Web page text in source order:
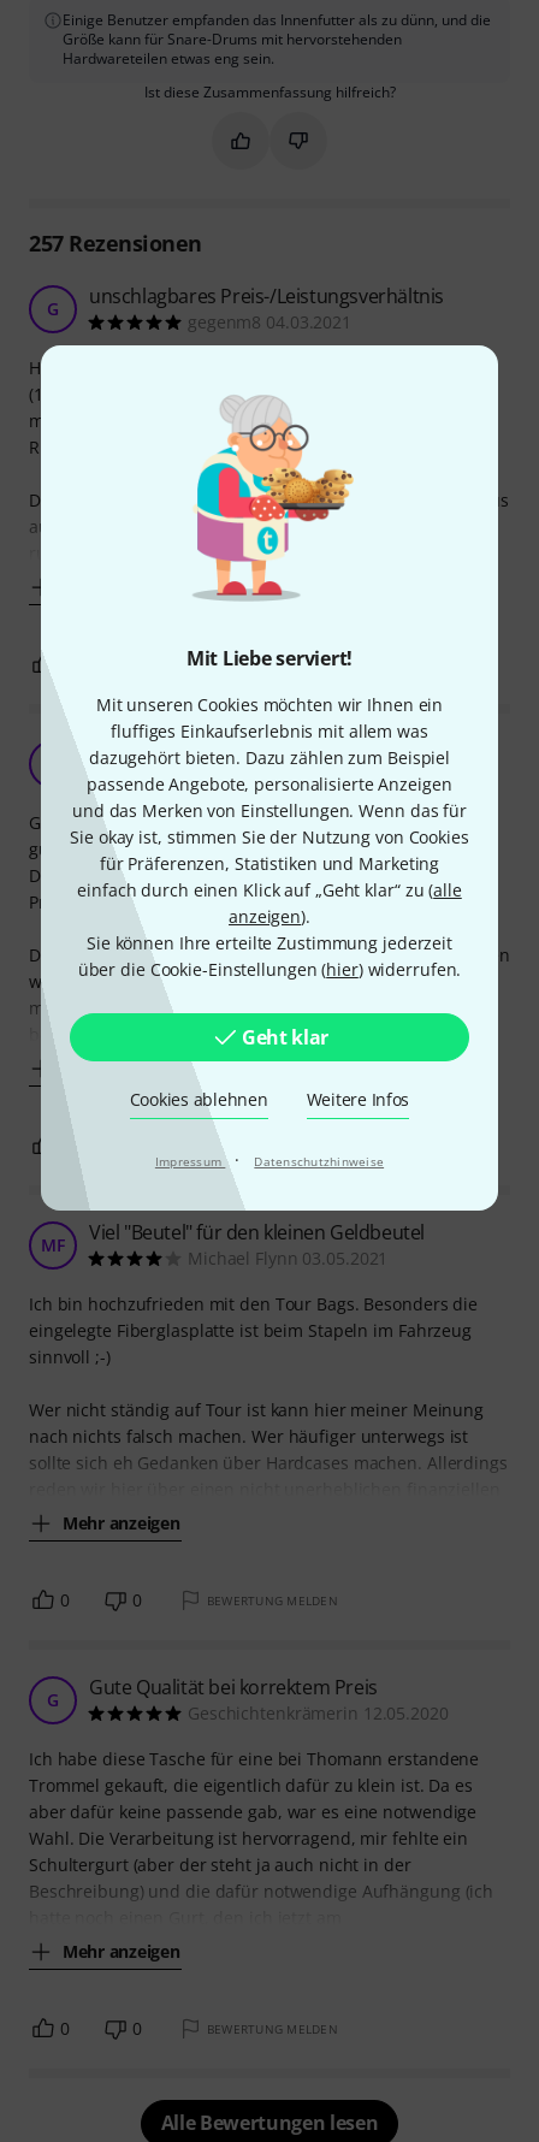
Mit Liebe serviert!
Mit unseren Cookies möchten wir Ihnen ein
fluffiges Einkaufserlebnis mit allem was
dazugehört bieten. Dazu zählen zum Beispiel
passende Angebote, personalisierte Anzeigen
und das Merken von Einstellungen. Wenn das für
Sie okay ist, stimmen Sie der Nutzung von Cookies
für Präferenzen, Statistiken und Marketing
einfach durch einen Klick auf „Geht klar“ zu (alle
anzeigen).
Sie können Ihre erteilte Zustimmung jederzeit
über die Cookie-Einstellungen (hier) widerrufen.
Geht klar
Cookies ablehnen Weitere Infos
Impressum · Datenschutzhinweise
Einige Benutzer empfanden das Innenfutter als zu dünn, und die
Größe kann für Snare-Drums mit hervorstehenden
Hardwareteilen etwas eng sein.
Ist diese Zusammenfassung hilfreich?
Markieren Sie diese
Markieren Sie diese
257Rezensionen
G unschlagbares Preis-/Leistungsverhältnis
gegenm8 04.03.2021
Habe mir das Drum Bag gekauft um meine Holzsnare
(14“x6,5“) von A nach B zu transportieren. Das sind dann
meist Autofahrten, bei welchen die Snare im Bag auf der
Rückbank liegt oder am Boden hinter den Sitzen „steht“.
Die Polsterung ist für diesen Zweck (staple sie nicht) weitaus
ausreichend! Ob die Snare nun steht oder liegt - Schutz ist
BEWERTUNG MELDEN
Robuste Tasche
stefscheff 07.11.2020
Gekauft habe ich mir die Millennium Tour Drum Bag, die
günstigere Millenium Classic Drum Bag sowie die Gator
Drum Bag. Alle liegen dementsprechend im gleichen
Preissegment.
Die Materialien der Millennium Tour Drum Bag entsprechen
weitestgehend der günstigeren Variante. Der Mehrpreis
macht sich aber durch eine bessere Ausstattung
bemerkbar. Die Millenium
Mehr anzeigen
BEWERTUNG MELDEN
MF Viel "Beutel" für den kleinen Geldbeutel
Michael Flynn 03.05.2021
Ich bin hochzufrieden mit den Tour Bags. Besonders die
eingelegte Fiberglasplatte ist beim Stapeln im Fahrzeug
sinnvoll ;-)
Wer nicht ständig auf Tour ist kann hier meiner Meinung
nach nichts falsch machen. Wer häufiger unterwegs ist
sollte sich eh Gedanken über Hardcases machen. Allerdings
Mehr anzeigen
0 0 BEWERTUNG MELDEN
G Gute Qualität bei korrektem Preis
Geschichtenkrämerin 12.05.2020
Ich habe diese Tasche für eine bei Thomann erstandene
Trommel gekauft, die eigentlich dafür zu klein ist. Da es
aber dafür keine passende gab, war es eine notwendige
Wahl. Die Verarbeitung ist hervorragend, mir fehlte ein
Schultergurt (aber der steht ja auch nicht in der
Beschreibung) und die dafür notwendige Aufhängung (ich
Mehr anzeigen
0 0 BEWERTUNG MELDEN
Alle Bewertungen lesen